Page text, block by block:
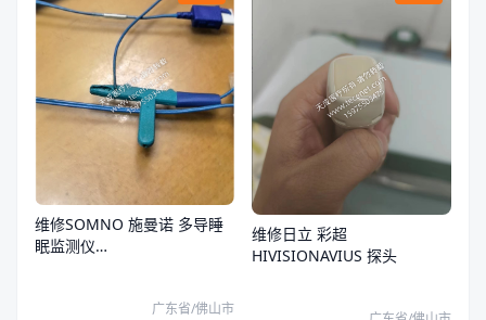
维修SOMNO 施曼诺 多导睡
眠监测仪
广东省/佛山市
维修日立 彩超
HIVISIONAVIUS 探头